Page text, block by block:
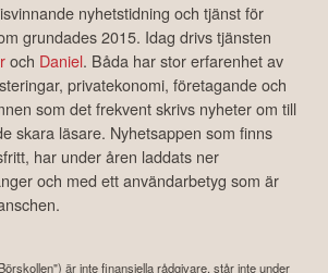
nyhetstidning och tjänst för
grundades 2015. Idag drivs tjänsten
och Daniel. Båda har stor erfarenhet av
privatekonomi, företagande och
som det frekvent skrivs nyheter om till
skara läsare. Nyhetsappen som finns
har under åren laddats ner
och med ett användarbetyg som är
är inte finansiella rådgivare, står inte under